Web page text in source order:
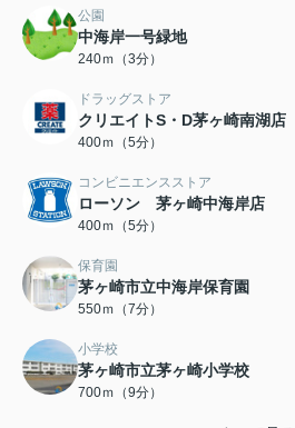
公園
中海岸一号緑地
240ｍ（3分）
ドラッグストア
クリエイトS・D茅ヶ崎南湖店
400ｍ（5分）
コンビニエンスストア
ローソン 茅ヶ崎中海岸店
400ｍ（5分）
保育園
茅ヶ崎市立中海岸保育園
550ｍ（7分）
小学校
茅ヶ崎市立茅ヶ崎小学校
700ｍ（9分）